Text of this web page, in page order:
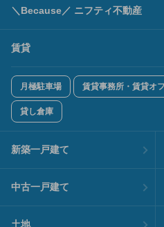
＼Because／ ニフティ不動産
賃貸
月極駐車場 賃貸事務所・賃貸オ
貸し倉庫
新築一戸建て
中古一戸建て
土地